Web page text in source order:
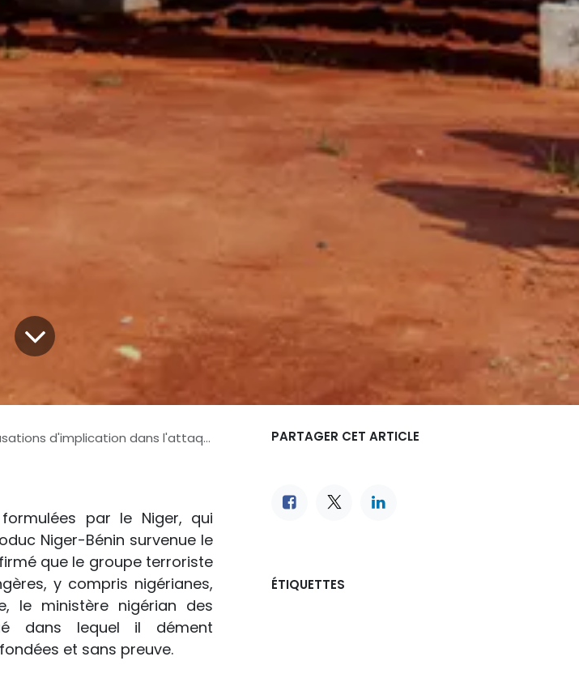
dans l'attaque de l'oléoduc nigérien
par le Niger, qui
Niger-Bénin survenue le
que le groupe terroriste
y compris nigérianes,
le ministère nigérian des
dans lequel il dément
et sans preuve.
PARTAGER CET ARTICLE
ÉTIQUETTES